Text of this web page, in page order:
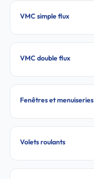
VMC simple flux
VMC double flux
Fenêtres et menuiseries
Volets roulants